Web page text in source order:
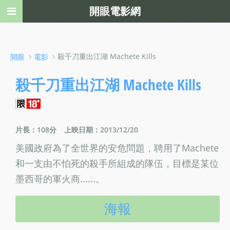
開眼 ﹥ 電影 ﹥殺千刀重出江湖 Machete Kills
殺千刀重出江湖 Machete Kills
片長：108分 上映日期：2013/12/20
美國政府為了全世界的安危問題，聘用了Machete
和一支由不怕死的殺手所組成的隊伍，目標是某位
墨西哥的軍火商......。
海報
開眼電影網